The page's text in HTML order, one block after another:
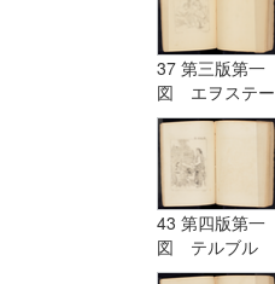
37 第三版第一
図 エヲステー
ド Aostade
43 第四版第一
図 テルブル
グ Terburg